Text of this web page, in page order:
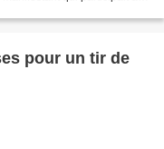
pour un tir de